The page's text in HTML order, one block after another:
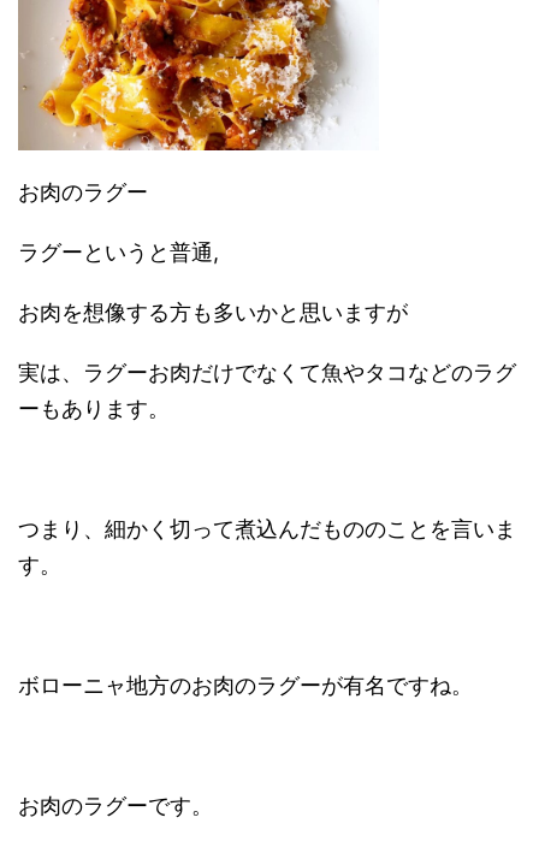
お肉のラグー
ラグーというと普通,
お肉を想像する方も多いかと思いますが
実は、ラグーお肉だけでなくて魚やタコなどのラグ
ーもあります。
つまり、細かく切って煮込んだもののことを言いま
す。
ボローニャ地方のお肉のラグーが有名ですね。
お肉のラグーです。